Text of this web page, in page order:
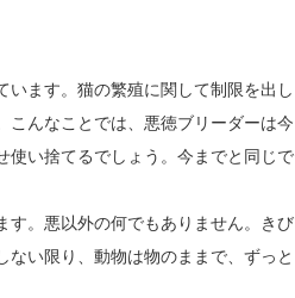
います。猫の繁殖に関して制限を出し
こんなことでは、悪徳ブリーダーは今
使い捨てるでしょう。今までと同じで
す。悪以外の何でもありません。きび
い限り、 動物は物のままで、ずっと